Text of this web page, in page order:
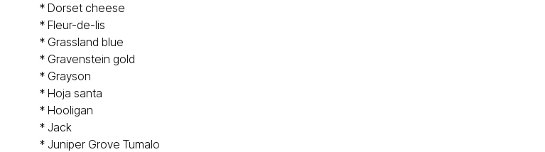
* Dorset cheese
* Fleur-de-lis
* Grassland blue
* Gravenstein gold
* Grayson
* Hoja santa
* Hooligan
* Jack
* Juniper Grove Tumalo